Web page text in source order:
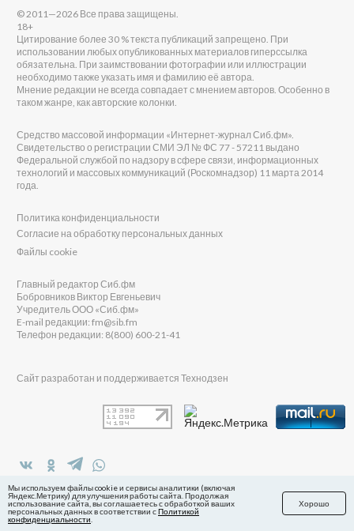
в Яндекс.Дзен
© 2011—2026 Все права защищены.
18+
Цитирование более 30 % текста публикаций запрещено. При
использовании любых опубликованных материалов гиперссылка
обязательна. При заимствовании фотографии или иллюстрации
необходимо также указать имя и фамилию её автора.
Мнение редакции не всегда совпадает с мнением авторов. Особенно в
таком жанре, как авторские колонки.
Средство массовой информации «Интернет-журнал Сиб.фм».
Свидетельство о регистрации СМИ ЭЛ № ФС 77 - 57211 выдано
Федеральной службой по надзору в сфере связи, информационных
технологий и массовых коммуникаций (Роскомнадзор) 11 марта 2014
года.
Политика конфиденциальности
Согласие на обработку персональных данных
Файлы cookie
Главный редактор Сиб.фм
Бобровников Виктор Евгеньевич
Учредитель ООО «Сиб.фм»
E-mail редакции: fm@sib.fm
Телефон редакции: 8(800) 600-21-41
Сайт разработан и поддерживается Технодзен
Мы используем файлы cookie и сервисы аналитики (включая
Яндекс.Метрику) для улучшения работы сайта. Продолжая
использование сайта, вы соглашаетесь с обработкой ваших
персональных данных в соответствии сПолитикой
конфиденциальности
Хорошо